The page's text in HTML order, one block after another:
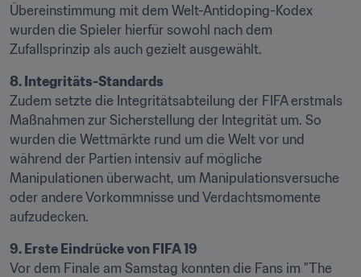
Übereinstimmung mit dem Welt-Antidoping-Kodex
wurden die Spieler hierfür sowohl nach dem
Zufallsprinzip als auch gezielt ausgewählt.
8. Integritäts-Standards
Zudem setzte die Integritätsabteilung der FIFA erstmals
Maßnahmen zur Sicherstellung der Integrität um. So
wurden die Wettmärkte rund um die Welt vor und
während der Partien intensiv auf mögliche
Manipulationen überwacht, um Manipulationsversuche
oder andere Vorkommnisse und Verdachtsmomente
aufzudecken.
9. Erste Eindrücke von FIFA 19
Vor dem Finale am Samstag konnten die Fans im "The